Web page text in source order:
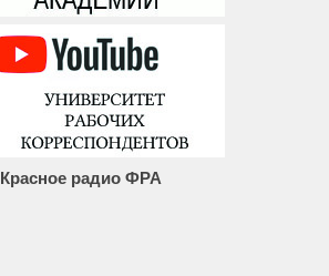
Красное радио ФРА